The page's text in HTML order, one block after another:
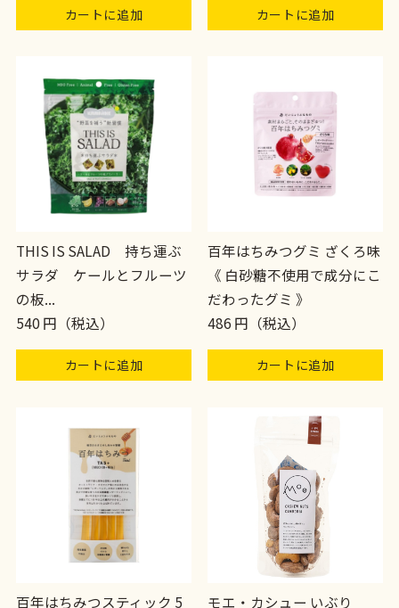
カートに追加 カートに追加
THIS IS SALAD 持ち運ぶ
サラダ ケールとフルーツ
の板...
540 円（税込）
カートに追加
百年はちみつグミ ざくろ味
《 白砂糖不使用で成分にこ
だわったグミ 》
486 円（税込）
カートに追加
百年はちみつスティック 5
モエ・カシュー いぶり